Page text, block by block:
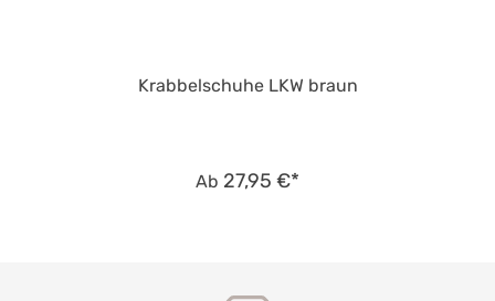
Krabbelschuhe LKW braun
Ab 27,95 €*